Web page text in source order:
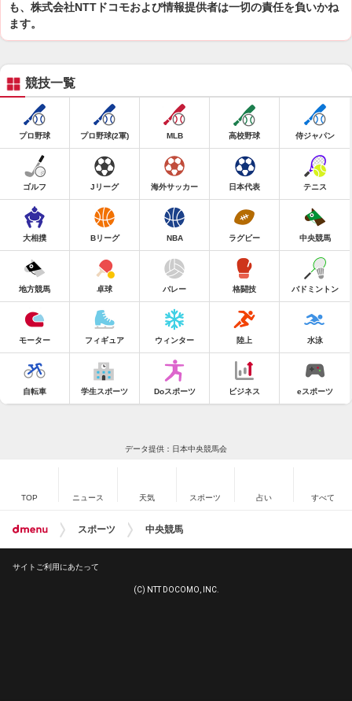
も、株式会社NTTドコモおよび情報提供者は一切の責任を負いかね
ます。
競技一覧
プロ野球 プロ野球(2軍) MLB 高校野球 侍ジャパン
ゴルフ Jリーグ 海外サッカー 日本代表 テニス
大相撲 Bリーグ NBA ラグビー 中央競馬
地方競馬 卓球 バレー 格闘技 バドミントン
モーター フィギュア ウィンター 陸上 水泳
自転車 学生スポーツ Doスポーツ ビジネス eスポーツ
データ提供：日本中央競馬会
TOP ニュース 天気 スポーツ 占い すべて
スポーツ 中央競馬
サイトご利用にあたって
(C) NTT DOCOMO, INC.